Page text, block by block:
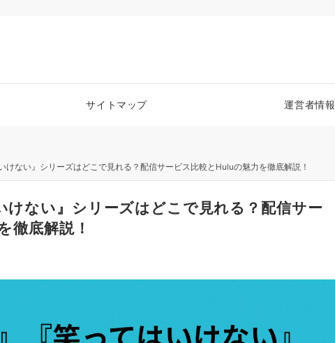
サイトマップ 運営者情報
けない』シリーズはどこで見れる？配信サービス比較とHuluの魅力を徹底解説！
けない』シリーズはどこで見れる？配信サー
徹底解説！